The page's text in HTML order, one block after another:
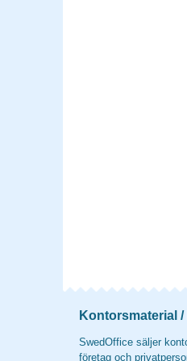
Kontorsmaterial
SwedOffice säljer
företag och